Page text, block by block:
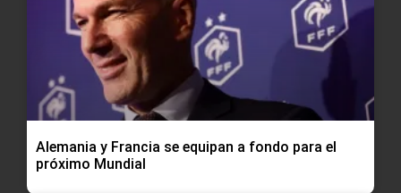
Alemania y Francia se equipan a fondo para el
próximo Mundial